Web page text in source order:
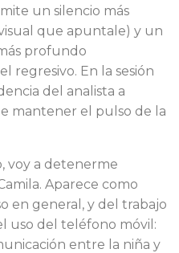
un silencio más
que apuntale) y un
profundo
regresivo. En la sesión
del analista a
mantener el pulso de la
voy a detenerme
Aparece como
en general, y del trabajo
uso del teléfono móvil:
entre la niña y